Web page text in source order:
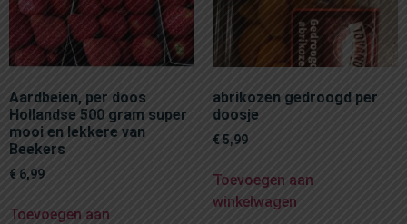
Aardbeien, per doos
Hollandse 500 gram super
mooi en lekkere van
Beekers
€ 6,99
Toevoegen aan
abrikozen gedroogd per
doosje
€ 5,99
Toevoegen aan
winkelwagen